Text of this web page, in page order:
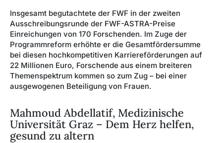
Insgesamt begutachtete der FWF in der zweiten
Ausschreibungsrunde der FWF-ASTRA-Preise
Einreichungen von 170 Forschenden. Im Zuge der
Programmreform erhöhte er die Gesamtfördersumme
bei diesen hochkompetitiven Karriereförderungen auf
22 Millionen Euro, Forschende aus einem breiteren
Themenspektrum kommen so zum Zug – bei einer
ausgewogenen Beteiligung von Frauen.
Mahmoud Abdellatif, Medizinische
Universität Graz – Dem Herz helfen,
gesund zu altern